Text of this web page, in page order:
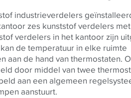
industrieverdelers
zes kunststof verdelers
verdelers in het kantoor zijn
de temperatuur in elke ruimte
aan de hand van thermostaten.
door middel van twee
aan een algemeen
aanstuurt.